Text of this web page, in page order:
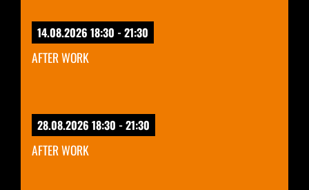
14.08.2026 18:30 - 21:30
AFTER WORK
28.08.2026 18:30 - 21:30
AFTER WORK